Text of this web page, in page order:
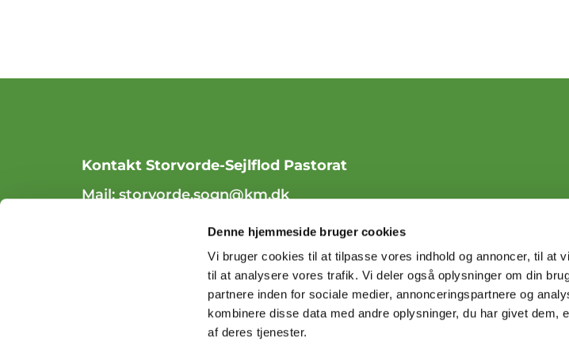
Denne hjemmeside bruger cookies
Vi bruger cookies til at tilpasse vores indhold og annoncer, til at
til at analysere vores trafik. Vi deler også oplysninger om din
partnere inden for sociale medier, annonceringspartnere og
kombinere disse data med andre oplysninger, du har givet dem,
af deres tjenester.
Kontakt Storvorde-Sejlflod Pastorat
Mail:storvorde.sogn@km.dk